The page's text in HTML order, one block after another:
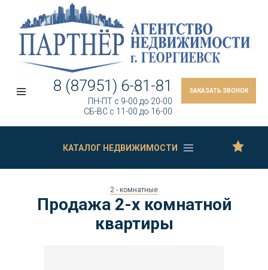
ЗАКАЗАТЬ ЗВОНОК
8 (87951) 6-81-81
ПН-ПТ c 9-00 до 20-00
СБ-ВС c 11-00 до 16-00
КАТАЛОГ НЕДВИЖИМОСТИ
2 - комнатные
Продажа 2-х комнатной
квартиры